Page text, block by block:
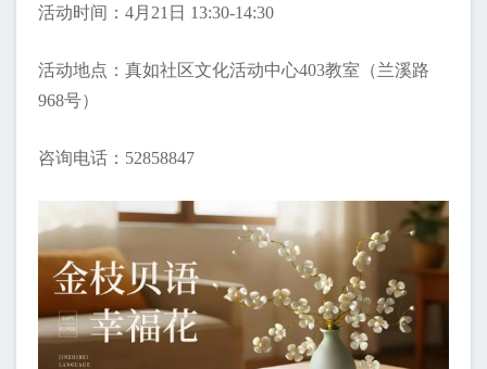
活动时间：4月21日 13:30-14:30
活动地点：真如社区文化活动中心403教室（兰溪路
968号）
咨询电话：52858847